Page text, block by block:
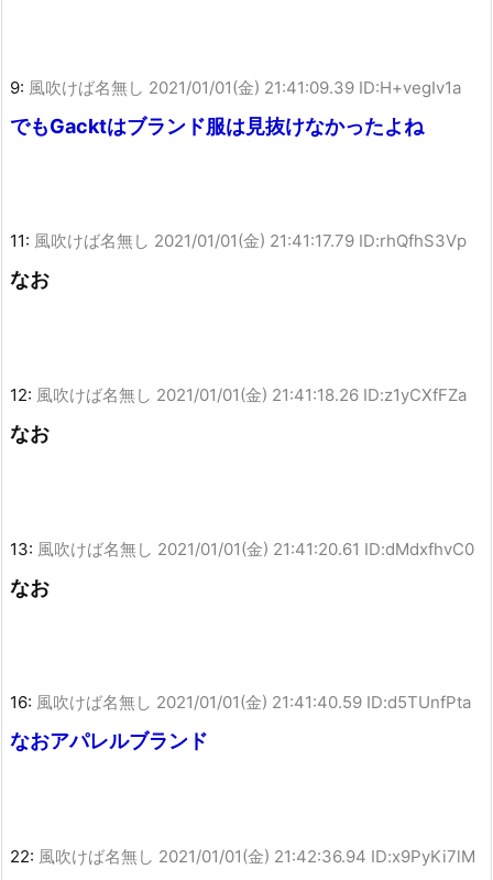
9: 風吹けば名無し 2021/01/01(金) 21:41:09.39 ID:H+vegIv1a
でもGacktはブランド服は見抜けなかったよね
11: 風吹けば名無し 2021/01/01(金) 21:41:17.79 ID:rhQfhS3Vp
なお
12: 風吹けば名無し 2021/01/01(金) 21:41:18.26 ID:z1yCXfFZa
なお
13: 風吹けば名無し 2021/01/01(金) 21:41:20.61 ID:dMdxfhvC0
なお
16: 風吹けば名無し 2021/01/01(金) 21:41:40.59 ID:d5TUnfPta
なおアパレルブランド
22: 風吹けば名無し 2021/01/01(金) 21:42:36.94 ID:x9PyKi7lM